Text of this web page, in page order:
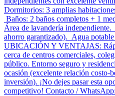
Dormitorios: 3 amplias
Baños: 2 baños completos + 1
Área de lavandería
ahorro garantizado). Agua
UBICACIÓN Y VENTAJAS:
cerca de centros comerciales,
público. Entorno seguro y
ocasión (excelente relación costo-
inversión). ¡No dejes pasar esta
competitivo! Contacto / WhatsApp: